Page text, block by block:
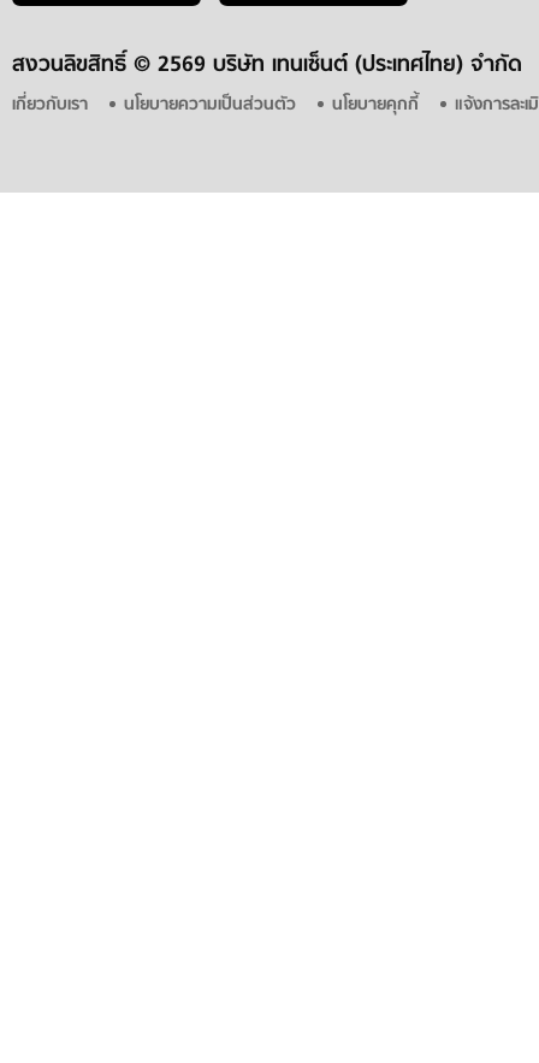
สงวนลิขสิทธิ์ © 2569 บริษัท เทนเซ็นต์ (ประเทศไทย) จำกัด
เกี่ยวกับเรา นโยบายความเป็นส่วนตัว นโยบายคุกกี้ แจ้งการละ